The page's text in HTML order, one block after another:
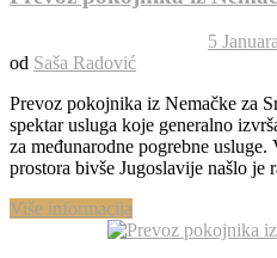
5
od Saša Radović
Prevoz pokojnika iz Nemačke za
spektar usluga koje generalno
za međunarodne pogrebne
prostora bivše Jugoslavije našlo je
Više informacija